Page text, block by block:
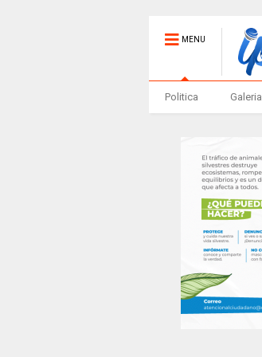
MENU
Politica Galeria